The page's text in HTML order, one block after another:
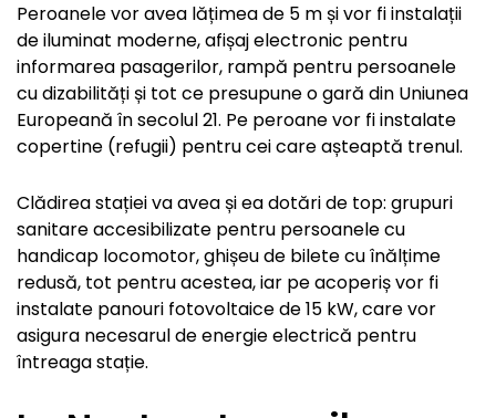
Peroanele vor avea lățimea de 5 m și vor fi instalații
de iluminat moderne, afișaj electronic pentru
informarea pasagerilor, rampă pentru persoanele
cu dizabilități și tot ce presupune o gară din Uniunea
Europeană în secolul 21. Pe peroane vor fi instalate
copertine (refugii) pentru cei care așteaptă trenul.
Clădirea stației va avea și ea dotări de top: grupuri
sanitare accesibilizate pentru persoanele cu
handicap locomotor, ghișeu de bilete cu înălțime
redusă, tot pentru acestea, iar pe acoperiș vor fi
instalate panouri fotovoltaice de 15 kW, care vor
asigura necesarul de energie electrică pentru
întreaga stație.